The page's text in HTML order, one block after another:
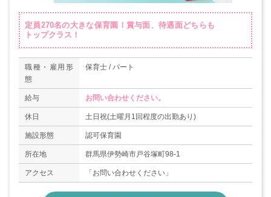
定員270名の大きな保育園！賞与面、待遇面どちらも
トップクラス！
職種・雇用形
態
保育士 / パート
給与 お問い合わせください。
休日 土日祝(土曜月1回程度の出勤あり)
施設形態 認可保育園
所在地 群馬県伊勢崎市戸谷塚町98-1
アクセス 「お問い合わせください」